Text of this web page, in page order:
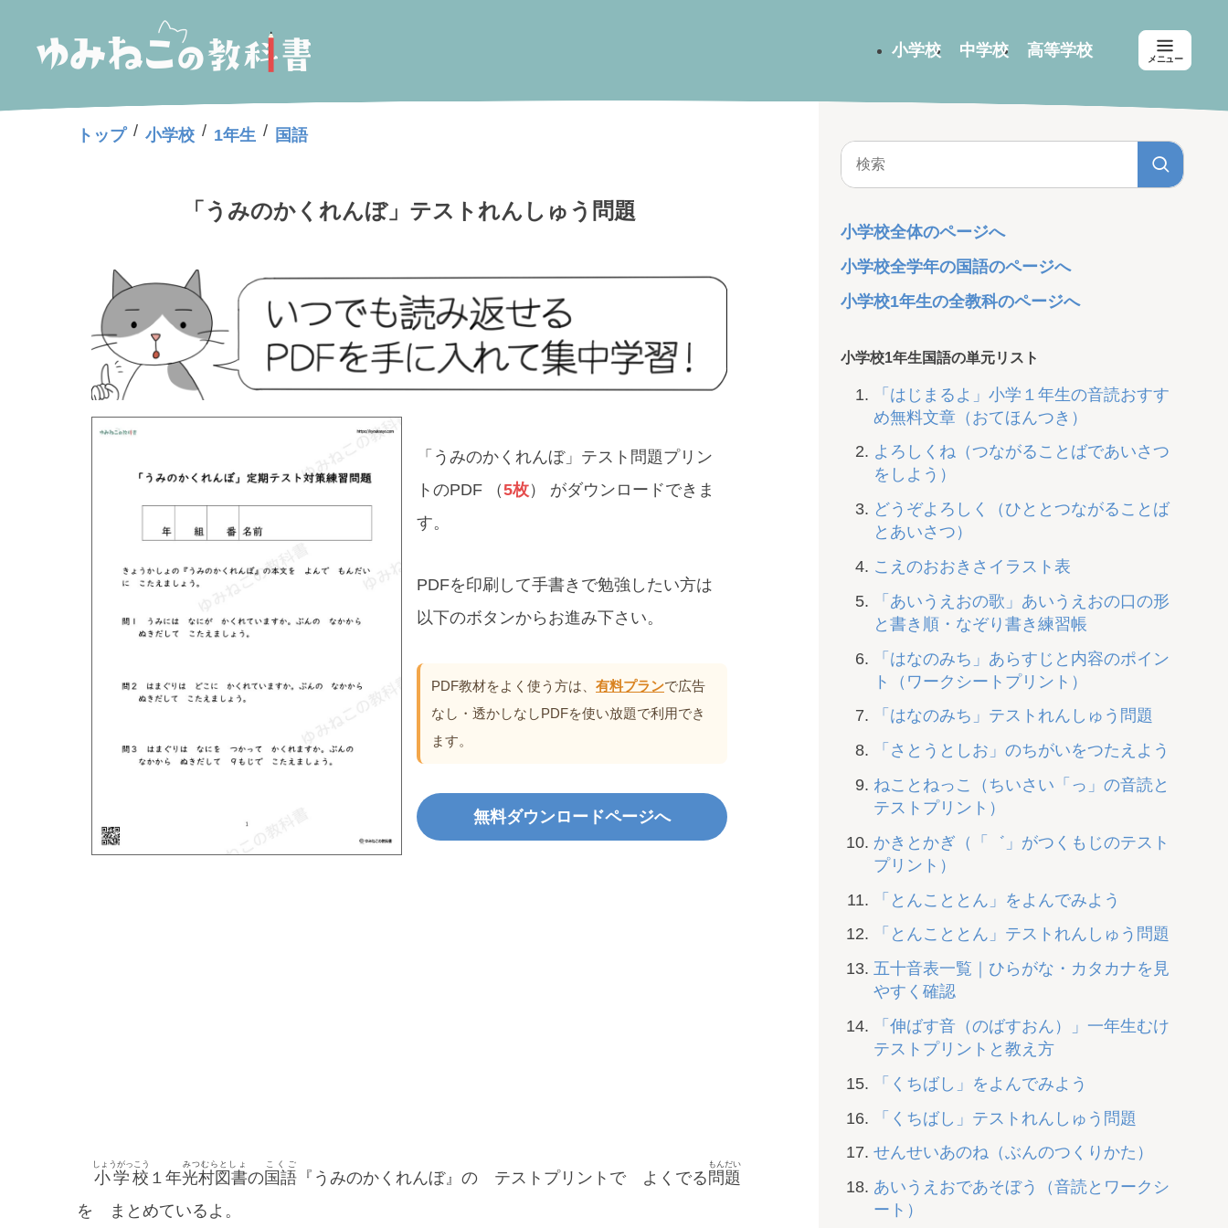
小学校 中学校 高等学校 メニュー
トップ / 小学校 / 1年生 / 国語
「うみのかくれんぼ」テストれんしゅう問題
「うみのかくれんぼ」テスト問題プリン
トのPDF （5枚） がダウンロードできま
す。
PDFを印刷して手書きで勉強したい方は
以下のボタンからお進み下さい。
PDF教材をよく使う方は、 有料プランで広告
なし・透かしなしPDFを使い放題で利用でき
ます。
無料ダウンロードページへ
小学校
しょうがっこう
１年光村図書
みつむらとしょ
の国語
こくご
『うみのかくれんぼ』の テストプリントで よくでる 問題
もんだい
を まとめているよ。
小学校全体のページへ
小学校全学年の国語のページへ
小学校1年生の全教科のページへ
小学校1年生国語の単元リスト
「はじまるよ」小学１年生の音読おすす
め無料文章（おてほんつき）
よろしくね（つながることばであいさつ
をしよう）
どうぞよろしく（ひととつながることば
とあいさつ）
こえのおおきさイラスト表
「あいうえおの歌」あいうえおの口の形
と書き順・なぞり書き練習帳
「はなのみち」あらすじと内容のポイン
ト（ワークシートプリント）
「はなのみち」テストれんしゅう問題
「さとうとしお」のちがいをつたえよう
ねことねっこ（ちいさい「っ」の音読と
テストプリント）
かきとかぎ（「゛」がつくもじのテスト
プリント）
「とんこととん」をよんでみよう
「とんこととん」テストれんしゅう問題
五十音表一覧｜ひらがな・カタカナを見
やすく確認
「伸ばす音（のばすおん）」一年生むけ
テストプリントと教え方
「くちばし」をよんでみよう
「くちばし」テストれんしゅう問題
せんせいあのね（ぶんのつくりかた）
あいうえおであそぼう（音読とワークシ
ート）